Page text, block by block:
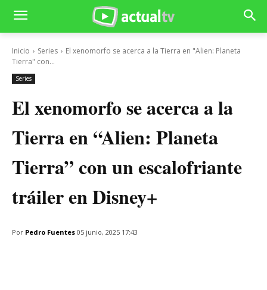
Inicio Series
El xenomorfo se acerca a la Tierra en "Alien: Planeta
Tierra" con...
Series
El xenomorfo se acerca a la
Tierra en “Alien: Planeta
Tierra” con un escalofriante
tráiler en Disney+
Por Pedro Fuentes 05 junio, 2025 17:43